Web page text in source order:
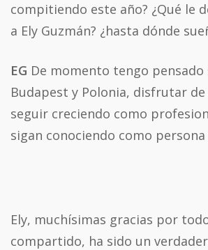
compitiendo este año? ¿Qué le
a Ely Guzmán? ¿hasta dónde
EG De momento tengo pensado
Budapest y Polonia, disfrutar
seguir creciendo como
sigan conociendo como
Ely, muchísimas gracias por
compartido, ha sido un